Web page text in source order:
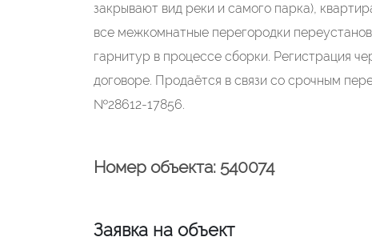
закрывают вид реки и самого парка),
все межкомнатные перегородки
гарнитур в процессе сборки. Регистрация
договоре. Продаётся в связи со срочным
№28612-17856.
Номер объекта: 540074
Заявка на объект